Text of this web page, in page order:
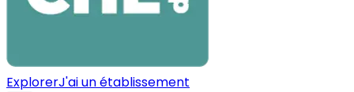
ExplorerJ'ai un établissement